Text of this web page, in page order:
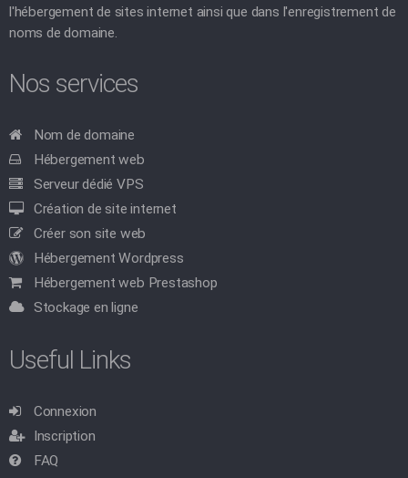
l'hébergement de sites internet ainsi que dans l'enregistrement de
noms de domaine.
Nos services
Nom de domaine
Hébergement web
Serveur dédié VPS
Création de site internet
Créer son site web
Hébergement Wordpress
Hébergement web Prestashop
Stockage en ligne
Useful Links
Connexion
Inscription
FAQ